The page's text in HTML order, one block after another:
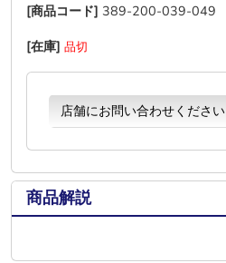
[商品コード] 389-200-039-049
[在庫] 品切
店舗にお問い合わせください
商品解説